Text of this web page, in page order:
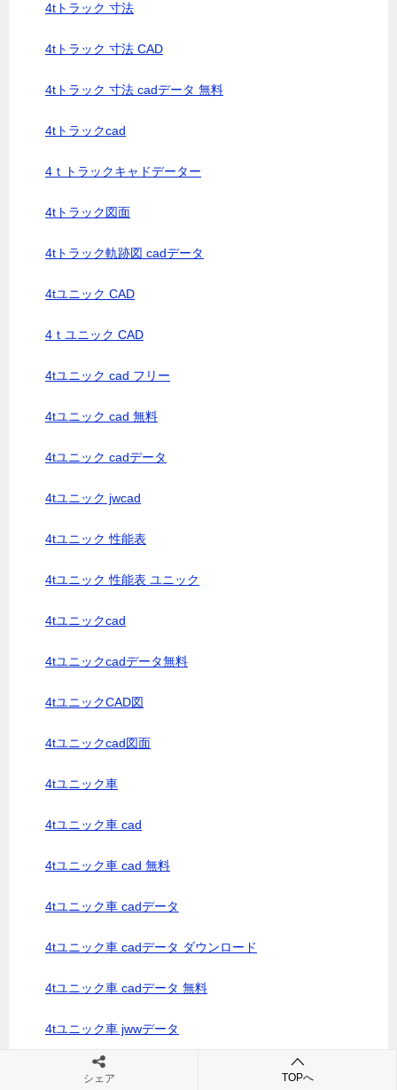
4tトラック 寸法
4tトラック 寸法 CAD
4tトラック 寸法 cadデータ 無料
4tトラックcad
4ｔトラックキャドデーター
4tトラック図面
4tトラック軌跡図 cadデータ
4tユニック CAD
4ｔユニック CAD
4tユニック cad フリー
4tユニック cad 無料
4tユニック cadデータ
4tユニック jwcad
4tユニック 性能表
4tユニック 性能表 ユニック
4tユニックcad
4tユニックcadデータ無料
4tユニックCAD図
4tユニックcad図面
4tユニック車
4tユニック車 cad
4tユニック車 cad 無料
4tユニック車 cadデータ
4tユニック車 cadデータ ダウンロード
4tユニック車 cadデータ 無料
4tユニック車 jwwデータ
4tユニック車 寸法
シェア TOPへ